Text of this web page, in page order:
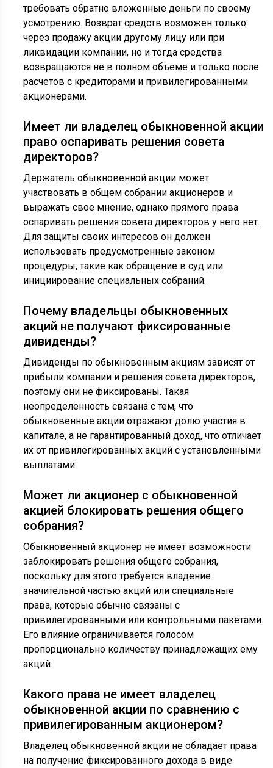
требовать обратно вложенные деньги по своему
усмотрению. Возврат средств возможен только
через продажу акции другому лицу или при
ликвидации компании, но и тогда средства
возвращаются не в полном объеме и только после
расчетов с кредиторами и привилегированными
акционерами.
Имеет ли владелец обыкновенной акции
право оспаривать решения совета
директоров?
Держатель обыкновенной акции может
участвовать в общем собрании акционеров и
выражать свое мнение, однако прямого права
оспаривать решения совета директоров у него нет.
Для защиты своих интересов он должен
использовать предусмотренные законом
процедуры, такие как обращение в суд или
инициирование специальных собраний.
Почему владельцы обыкновенных
акций не получают фиксированные
дивиденды?
Дивиденды по обыкновенным акциям зависят от
прибыли компании и решения совета директоров,
поэтому они не фиксированы. Такая
неопределенность связана с тем, что
обыкновенные акции отражают долю участия в
капитале, а не гарантированный доход, что отличает
их от привилегированных акций с установленными
выплатами.
Может ли акционер с обыкновенной
акцией блокировать решения общего
собрания?
Обыкновенный акционер не имеет возможности
заблокировать решения общего собрания,
поскольку для этого требуется владение
значительной частью акций или специальные
права, которые обычно связаны с
привилегированными или контрольными пакетами.
Его влияние ограничивается голосом
пропорционально количеству принадлежащих ему
акций.
Какого права не имеет владелец
обыкновенной акции по сравнению с
привилегированным акционером?
Владелец обыкновенной акции не обладает права
на получение фиксированного дохода в виде